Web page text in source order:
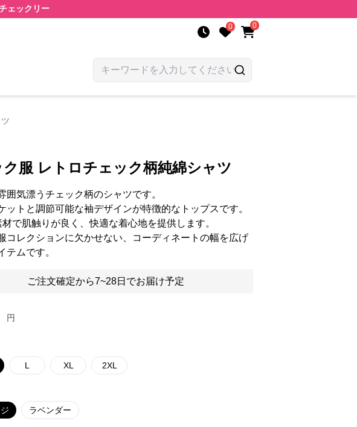
ックリー
0 0
服 レトロチェック柄純綿シャツ
囲気漂うチェック柄のシャツです。
ットと調節可能な袖デザインが特徴的なトップスです。
で肌触りが良く、快適な着心地を提供します。
コレクションに欠かせない、コーディネートの幅を広げ
テムです。
ご注文確定から7~28日でお届け予定
円
L XL 2XL
ラベンダー